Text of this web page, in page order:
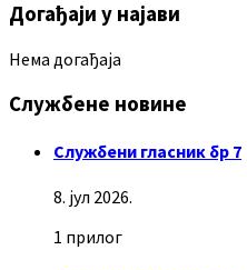
Догађаји у најави
Нема догађаја
Службене новине
Службени гласник бр 7
8. јул 2026.
1 прилог